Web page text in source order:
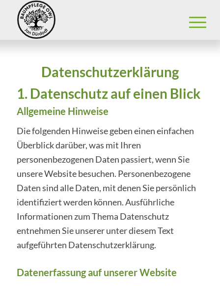
Datenschutzerklärung
1. Datenschutz auf einen Blick
Allgemeine Hinweise
Die folgenden Hinweise geben einen einfachen
Überblick darüber, was mit Ihren
personenbezogenen Daten passiert, wenn Sie
unsere Website besuchen. Personenbezogene
Daten sind alle Daten, mit denen Sie persönlich
identifiziert werden können. Ausführliche
Informationen zum Thema Datenschutz
entnehmen Sie unserer unter diesem Text
aufgeführten Datenschutzerklärung.
Datenerfassung auf unserer Website